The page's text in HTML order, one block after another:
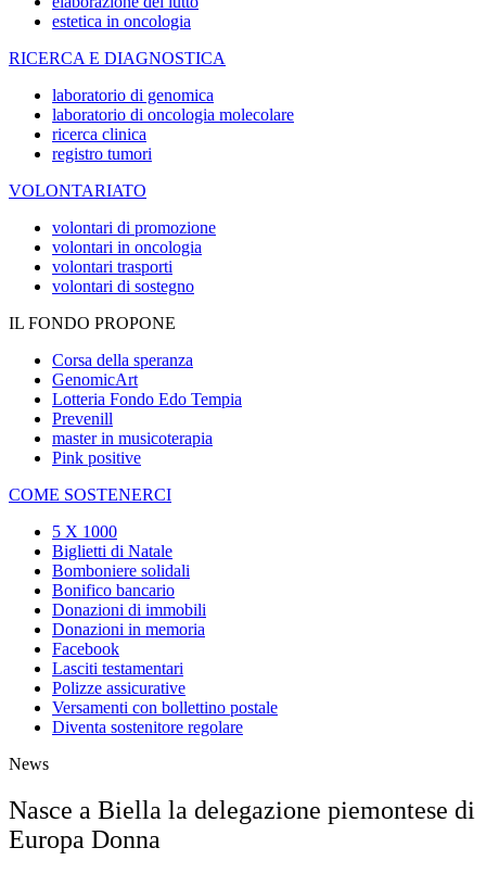
estetica in oncologia
RICERCA E DIAGNOSTICA
laboratorio di genomica
laboratorio di oncologia molecolare
ricerca clinica
registro tumori
VOLONTARIATO
volontari di promozione
volontari in oncologia
volontari trasporti
volontari di sostegno
IL FONDO PROPONE
Corsa della speranza
GenomicArt
Lotteria Fondo Edo Tempia
Prevenill
master in musicoterapia
Pink positive
COME SOSTENERCI
5 X 1000
Biglietti di Natale
Bomboniere solidali
Bonifico bancario
Donazioni di immobili
Donazioni in memoria
Facebook
Lasciti testamentari
Polizze assicurative
Versamenti con bollettino postale
Diventa sostenitore regolare
News
Nasce a Biella la delegazione piemontese di
Europa Donna